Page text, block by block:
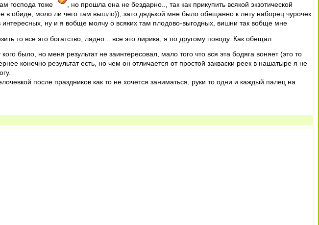
господа тоже
, но прошла она не бездарно.., так как прикупить всякой экзотической
обиде, моло ли чего там вышло)), зато дядькой мне было обещанно к лету наборец чурочек
ну и я вобще молчу о всяких там плодово-выгодных, вишни так вобще мне
то все это богатство, ладно... все это лирика, я по другому поводу. Как обещал
кого было, но меня результат не заинтересовал, мало того что вся эта бодяга воняет (это то
конечно результат есть, но чем он отличается от простой закваски реек в нашатыре я не
после праздников как то не хочется заниматься, руки то одни и каждый палец на